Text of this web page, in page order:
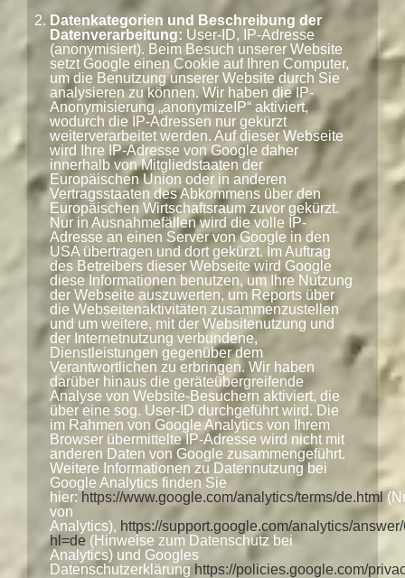
Datenkategorien und Beschreibung der
Datenverarbeitung: User-ID, IP-Adresse
(anonymisiert). Beim Besuch unserer Website
setzt Google einen Cookie auf Ihren Computer,
um die Benutzung unserer Website durch Sie
analysieren zu können. Wir haben die IP-
Anonymisierung „anonymizeIP“ aktiviert,
wodurch die IP-Adressen nur gekürzt
weiterverarbeitet werden. Auf dieser Webseite
wird Ihre IP-Adresse von Google daher
innerhalb von Mitgliedstaaten der
Europäischen Union oder in anderen
Vertragsstaaten des Abkommens über den
Europäischen Wirtschaftsraum zuvor gekürzt.
Nur in Ausnahmefällen wird die volle IP-
Adresse an einen Server von Google in den
USA übertragen und dort gekürzt. Im Auftrag
des Betreibers dieser Webseite wird Google
diese Informationen benutzen, um Ihre Nutzung
der Webseite auszuwerten, um Reports über
die Webseitenaktivitäten zusammenzustellen
und um weitere, mit der Websitenutzung und
der Internetnutzung verbundene,
Dienstleistungen gegenüber dem
Verantwortlichen zu erbringen. Wir haben
darüber hinaus die geräteübergreifende
Analyse von Website-Besuchern aktiviert, die
über eine sog. User-ID durchgeführt wird. Die
im Rahmen von Google Analytics von Ihrem
Browser übermittelte IP-Adresse wird nicht mit
anderen Daten von Google zusammengeführt.
Weitere Informationen zu Datennutzung bei
Google Analytics finden Sie
hier: https://www.google.com/analytics/terms/de.html
von
Analytics), https://support.google.com/analytics/
hl=de (Hinweise zum Datenschutz bei
Analytics) und Googles
Datenschutzerklärung https://policies.google.com/